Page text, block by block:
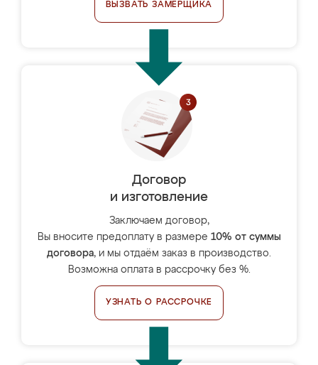
ВЫЗВАТЬ ЗАМЕРЩИКА
Договор
и изготовление
Заключаем договор,
Вы вносите предоплату в размере 10% от суммы
договора, и мы отдаём заказ в производство.
Возможна оплата в рассрочку без %.
УЗНАТЬ О РАССРОЧКЕ